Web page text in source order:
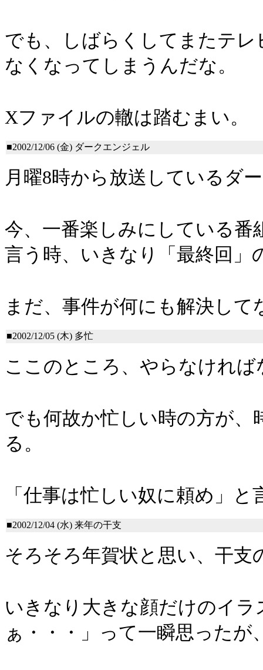
でも、しばらくしてまたテ
なくなってしまうんだな。
Xファイルの轍は踏むまい。
■2002/12/06 (金) ダークエンジェル
月曜8時から放送しているダ
今、一番楽しみにしている
言う時、いきなり「最終回」
まだ、事件が何にも解決し
■2002/12/05 (木) 多忙
ここのところ、やらなけれ
でも何故か忙しい時の方が
る。
「仕事は忙しい奴に頼め」と
■2002/12/04 (水) 来年の干支
そろそろ年賀状と思い、干支
いきなり大きな顔だけのイ
ぁ・・・」って一瞬思ったが